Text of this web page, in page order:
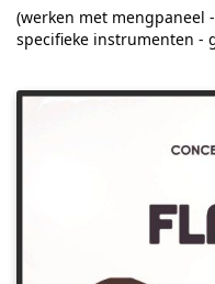
(werken met mengpaneel
specifieke instrumenten -